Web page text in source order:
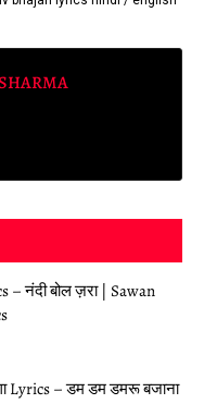
– नंदी बोल ज़रा | Sawan
Lyrics – डम डम डमरू बजाना